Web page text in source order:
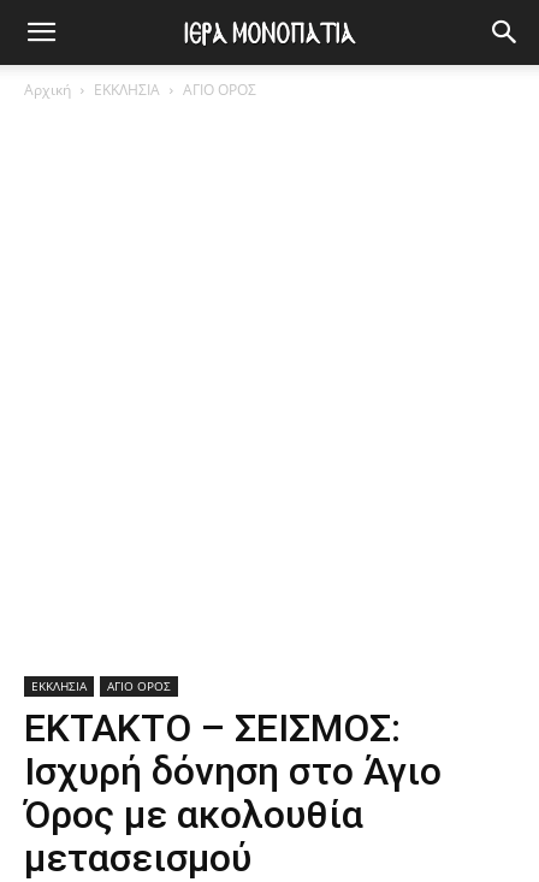
Αρχική ΕΚΚΛΗΣΙΑ ΑΓΙΟ ΟΡΟΣ
ΕΚΚΛΗΣΙΑ ΑΓΙΟ ΟΡΟΣ
ΕΚΤΑΚΤΟ – ΣΕΙΣΜΟΣ:
Ισχυρή δόνηση στο Άγιο
Όρος με ακολουθία
μετασεισμού